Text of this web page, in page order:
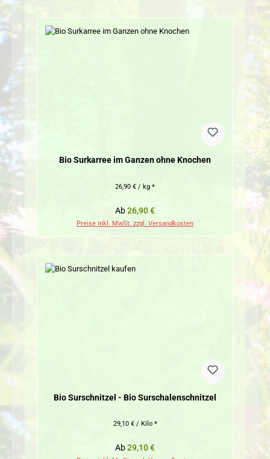
Bio Surkarree im Ganzen ohne Knochen
26,90 € / kg *
Regulärer Preis:
Ab26,90 €
Preise inkl. MwSt. zzgl. Versandkosten
Bio Surschnitzel - Bio Surschalenschnitzel
29,10 € / Kilo *
Regulärer Preis:
Ab29,10 €